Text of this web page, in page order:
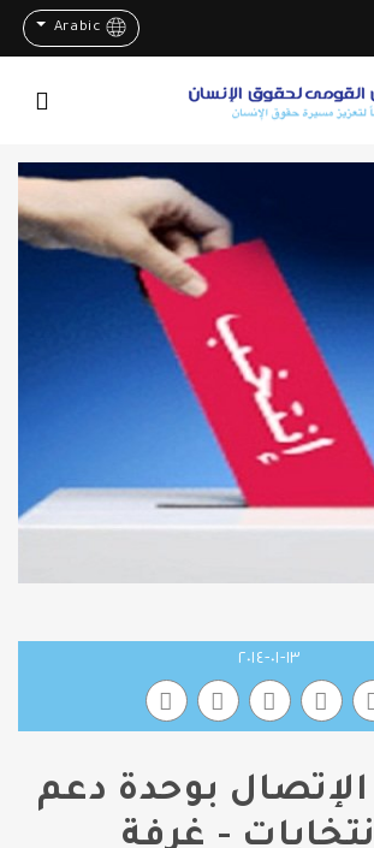
Arabic
١٣-٠١-٢٠١٤
بوحدة دعم
- غرفة